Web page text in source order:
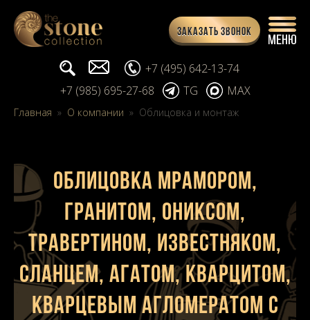
Заказать звонок
Поиск... info@stone-collection.ru
+7 (495) 642-13-74
+7 (985) 695-27-68
TG MAX
Главная » О компании » Облицовка и монтаж
Облицовка мрамором,
гранитом, ониксом,
травертином, известняком,
сланцем, агатом, кварцитом,
кварцевым агломератом с